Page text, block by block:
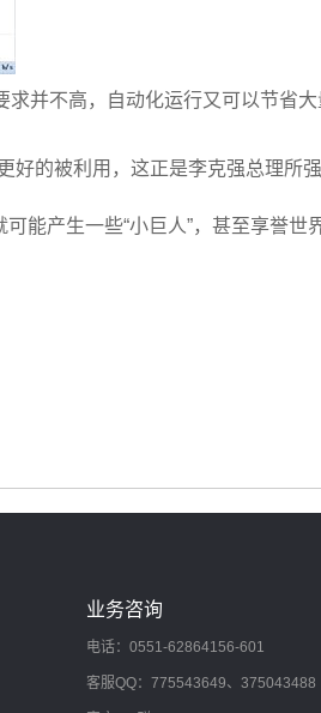
并不高，自动化运行又可以节省大
的被利用，这正是李克强总理所
能产生一些“小巨人”，甚至享誉世界
业务咨询
电话：0551-62864156-601
客服QQ：775543649、375043488